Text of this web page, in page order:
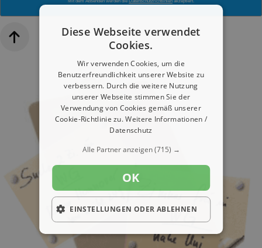
Diese Webseite verwendet
Cookies.
Wir verwenden Cookies, um die
Benutzerfreundlichkeit unserer Website zu
verbessern. Durch die weitere Nutzung
unserer Webseite stimmen Sie der
Verwendung von Cookies gemäß unserer
Cookie-Richtlinie zu.Weitere Informationen /
Datenschutz
Alle Partner anzeigen(715) →
OK
EINSTELLUNGEN ODER ABLEHNEN